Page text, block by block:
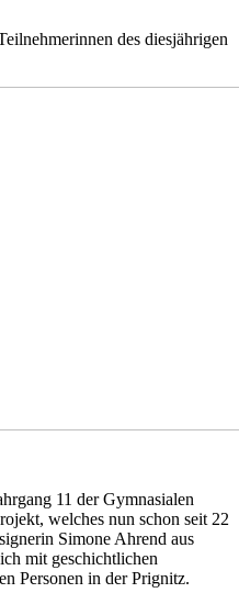
des diesjährigen
11 der Gymnasialen
welches nun schon seit 22
Simone Ahrend aus
mit geschichtlichen
Personen in der Prignitz.